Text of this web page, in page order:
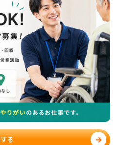
る